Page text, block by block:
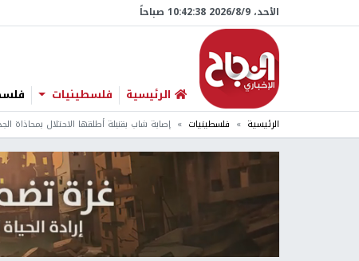
الأحد، 9/‏8/‏2026 10:42:39 صباحاً
الرئيسية فلسطينيات
الرئيسية فلسطينيات إصابة شاب بقنبلة أطلقها الاحتلال بمحاذاة